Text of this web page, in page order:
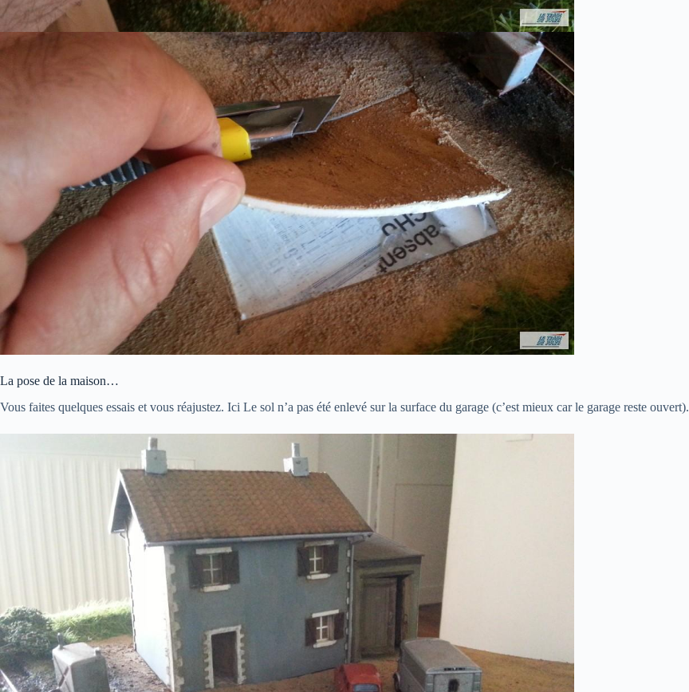
La pose de la maison…
Vous faites quelques essais et vous réajustez. Ici Le sol n’a pas été enlevé sur la surface du garage (c’est mieux car le garage reste ouvert).